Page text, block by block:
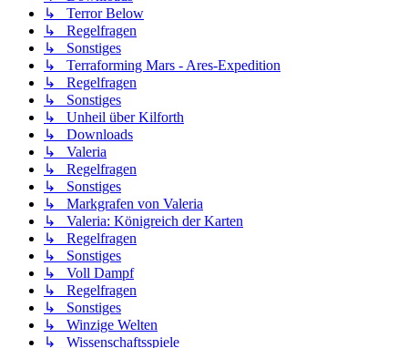
↳ Terror Below
↳ Regelfragen
↳ Sonstiges
↳ Terraforming Mars - Ares-Expedition
↳ Regelfragen
↳ Sonstiges
↳ Unheil über Kilforth
↳ Downloads
↳ Valeria
↳ Regelfragen
↳ Sonstiges
↳ Markgrafen von Valeria
↳ Valeria: Königreich der Karten
↳ Regelfragen
↳ Sonstiges
↳ Voll Dampf
↳ Regelfragen
↳ Sonstiges
↳ Winzige Welten
↳ Wissenschaftsspiele